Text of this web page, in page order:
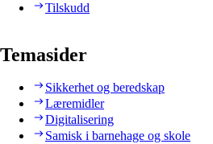
Tilskudd
Temasider
Sikkerhet og beredskap
Læremidler
Digitalisering
Samisk i barnehage og skole